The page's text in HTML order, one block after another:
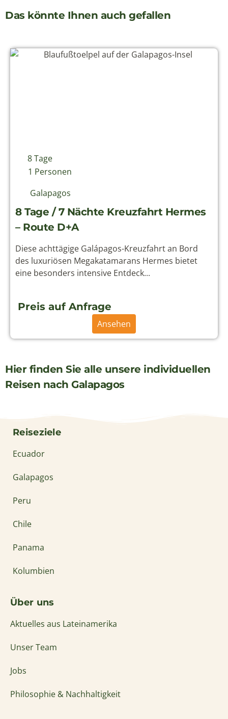
Das könnte Ihnen auch gefallen
8 Tage
1 Personen
Galapagos
8 Tage / 7 Nächte Kreuzfahrt Hermes
– Route D+A
Diese achttägige Galápagos-Kreuzfahrt an Bord
des luxuriösen Megakatamarans Hermes bietet
eine besonders intensive Entdeck...
Preis auf Anfrage
Ansehen
Hier finden Sie alle unsere individuellen
Reisen nach Galapagos
Reiseziele
Ecuador
Galapagos
Peru
Chile
Panama
Kolumbien
Über uns
Aktuelles aus Lateinamerika
Unser Team
Jobs
Philosophie & Nachhaltigkeit